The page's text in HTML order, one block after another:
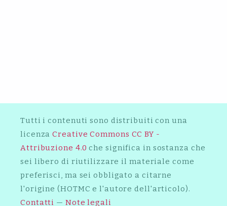
Tutti i contenuti sono distribuiti con una
licenzaCreative Commons CC BY -
Attribuzione 4.0 che significa in sostanza che
sei libero di riutilizzare il materiale come
preferisci, ma sei obbligato a citarne
l'origine (HOTMC e l'autore dell'articolo).
Contatti — Note legali